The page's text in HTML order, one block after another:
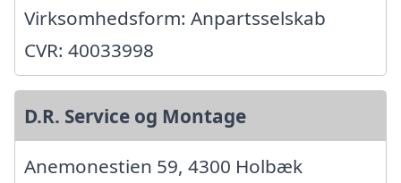
Virksomhedsform: Anpartsselskab
CVR: 40033998
D.R. Service og Montage
Anemonestien 59, 4300 Holbæk